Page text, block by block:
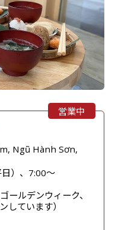
営業中
Ngũ Hành Sơn,
）、7:00～
ールデンウィーク、
しています）